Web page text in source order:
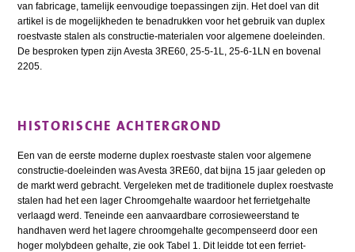
van fabricage, tamelijk eenvoudige toepassingen zijn. Het doel van dit
artikel is de mogelijkheden te benadrukken voor het gebruik van duplex
roestvaste stalen als constructie-materialen voor algemene doeleinden.
De besproken typen zijn Avesta 3RE60, 25-5-1L, 25-6-1LN en bovenal
2205.
HISTORISCHE ACHTERGROND
Een van de eerste moderne duplex roestvaste stalen voor algemene
constructie-doeleinden was Avesta 3RE60, dat bijna 15 jaar geleden op
de markt werd gebracht. Vergeleken met de traditionele duplex roestvaste
stalen had het een lager Chroomgehalte waardoor het ferrietgehalte
verlaagd werd. Teneinde een aanvaardbare corrosieweerstand te
handhaven werd het lagere chroomgehalte gecompenseerd door een
hoger molybdeen gehalte, zie ook Tabel 1. Dit leidde tot een ferriet-